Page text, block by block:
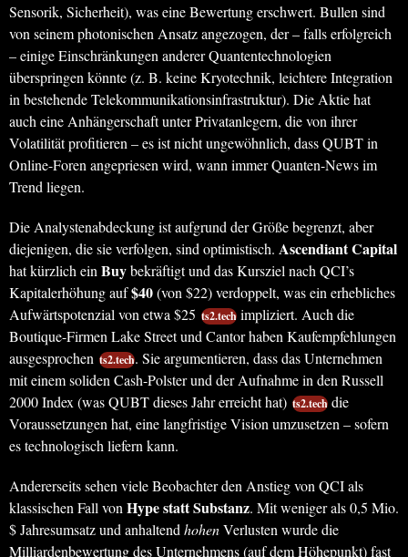
Sensorik, Sicherheit), was eine Bewertung erschwert. Bullen sind
von seinem photonischen Ansatz angezogen, der – falls erfolgreich
– einige Einschränkungen anderer Quantentechnologien
überspringen könnte (z. B. keine Kryotechnik, leichtere Integration
in bestehende Telekommunikationsinfrastruktur). Die Aktie hat
auch eine Anhängerschaft unter Privatanlegern, die von ihrer
Volatilität profitieren – es ist nicht ungewöhnlich, dass QUBT in
Online-Foren angepriesen wird, wann immer Quanten-News im
Trend liegen.
Die Analystenabdeckung ist aufgrund der Größe begrenzt, aber
diejenigen, die sie verfolgen, sind optimistisch. Ascendiant Capital
hat kürzlich ein Buybekräftigt und das Kursziel nach QCI’s
Kapitalerhöhung auf$40(von $22) verdoppelt, was ein erhebliches
Aufwärtspotenzial von etwa $25 ts2.tech impliziert. Auch die
Boutique-Firmen Lake Street und Cantor haben Kaufempfehlungen
ausgesprochen ts2.tech. Sie argumentieren, dass das Unternehmen
mit einem soliden Cash-Polster und der Aufnahme in den Russell
2000 Index (was QUBT dieses Jahr erreicht hat) ts2.tech die
Voraussetzungen hat, eine langfristige Vision umzusetzen – sofern
es technologisch liefern kann.
Andererseits sehen viele Beobachter den Anstieg von QCI als
klassischen Fall von Hype statt Substanz. Mit weniger als 0,5 Mio.
$ Jahresumsatz und anhaltend hohenVerlusten wurde die
Milliardenbewertung des Unternehmens (auf dem Höhepunkt) fast